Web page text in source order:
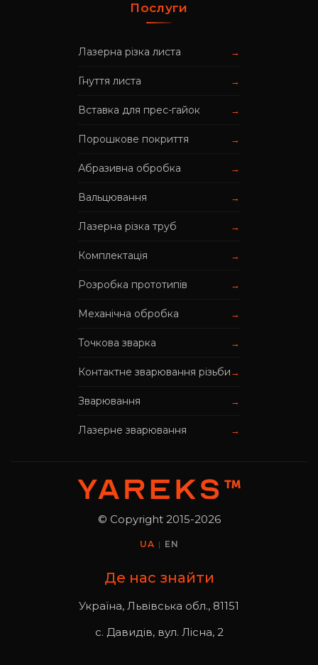
Послуги
Лазерна різка листа →
Гнуття листа →
Вставка для прес-гайок →
Порошкове покриття →
Абразивна обробка →
Вальцювання →
Лазерна різка труб →
Комплектація →
Розробка прототипів →
Механічна обробка →
Точкова зварка →
Контактне зварювання різьби→
Зварювання →
Лазерне зварювання →
© Copyright 2015-2026
UA | EN
Де нас знайти
Україна, Львівська обл., 81151
с. Давидів, вул. Лісна, 2